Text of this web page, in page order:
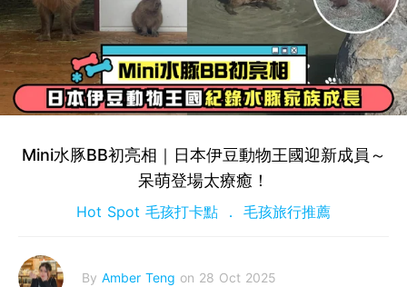
Mini水豚BB初亮相｜日本伊豆動物王國迎新成員～
呆萌登場太療癒！
Hot Spot 毛孩打卡點 毛孩旅行推薦
By Amber Teng on 28 Oct 2025